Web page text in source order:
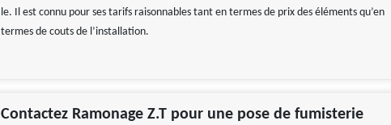
le. Il est connu pour ses tarifs raisonnables tant en termes de prix des éléments qu’en
termes de couts de l’installation.
Contactez Ramonage Z.T pour une pose de fumisterie